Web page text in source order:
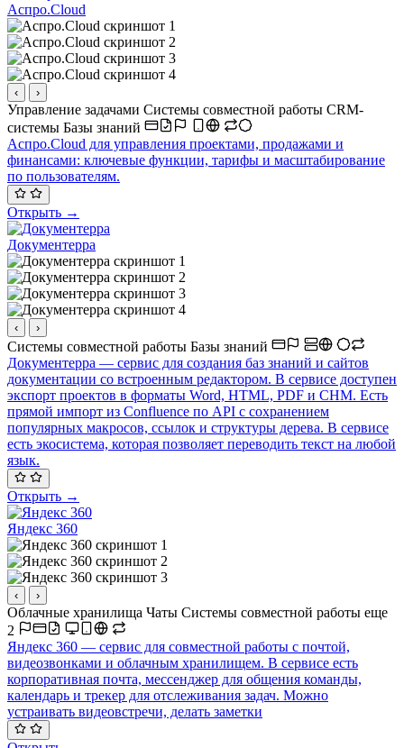
Аспро.Cloud
‹ ›
Управление задачами Системы совместной работы CRM-
системы Базы знаний
Аспро.Cloud для управления проектами, продажами и
финансами: ключевые функции, тарифы и масштабирование
по пользователям.
Открыть →
Документерра
‹ ›
Системы совместной работы Базы знаний
Документерра — сервис для создания баз знаний и сайтов
документации со встроенным редактором. В сервисе доступен
экспорт проектов в форматы Word, HTML, PDF и CHM. Есть
прямой импорт из Confluence по API с сохранением
популярных макросов, ссылок и структуры дерева. В сервисе
есть экосистема, которая позволяет переводить текст на любой
язык.
Открыть →
Яндекс 360
‹ ›
Облачные хранилища Чаты Системы совместной работы еще
2
Яндекс 360 — сервис для совместной работы с почтой,
видеозвонками и облачным хранилищем. В сервисе есть
корпоративная почта, мессенджер для общения команды,
календарь и трекер для отслеживания задач. Можно
устраивать видеовстречи, делать заметки